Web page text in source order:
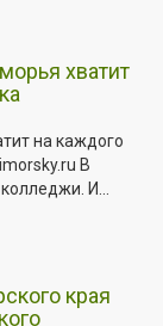
хватит
на каждого
В
И...
края